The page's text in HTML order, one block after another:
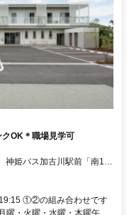
ンクOK＊職場見学可
神姫バス加古川駅前「南1の
20分程度) 「水足東口バ
「東加古川駅」より車で約
①②の組み合わせです